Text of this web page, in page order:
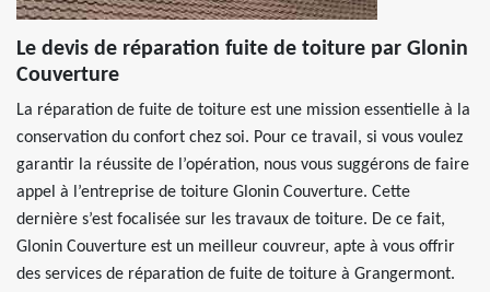
Le devis de réparation fuite de toiture par Glonin
Couverture
La réparation de fuite de toiture est une mission essentielle à la
conservation du confort chez soi. Pour ce travail, si vous voulez
garantir la réussite de l’opération, nous vous suggérons de faire
appel à l’entreprise de toiture Glonin Couverture. Cette
dernière s’est focalisée sur les travaux de toiture. De ce fait,
Glonin Couverture est un meilleur couvreur, apte à vous offrir
des services de réparation de fuite de toiture à Grangermont.